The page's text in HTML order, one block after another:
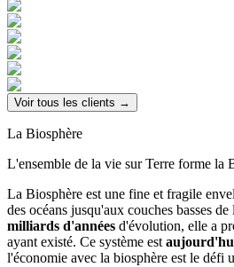
Voir tous les clients →
La Biosphère
L'ensemble de la vie sur Terre forme la
La Biosphère est une fine et fragile
des océans jusqu'aux couches basses
milliards d'années d'évolution, elle a
ayant existé. Ce système est
l'économie avec la biosphère est le défi